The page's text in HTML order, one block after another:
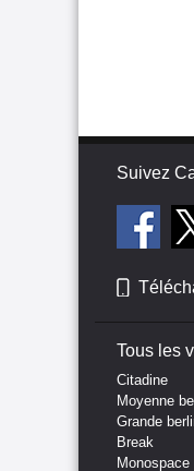
Suivez
Tous les
Citadine
Moyenne
Grande
Break
Monospace